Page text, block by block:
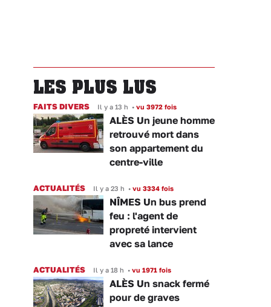
LES PLUS LUS
FAITS DIVERS Il y a 13 h • vu 3972 fois
ALÈS Un jeune homme
retrouvé mort dans
son appartement du
centre-ville
ACTUALITÉS Il y a 23 h • vu 3334 fois
NÎMES Un bus prend
feu : l'agent de
propreté intervient
avec sa lance
ACTUALITÉS Il y a 18 h • vu 1971 fois
ALÈS Un snack fermé
pour de graves